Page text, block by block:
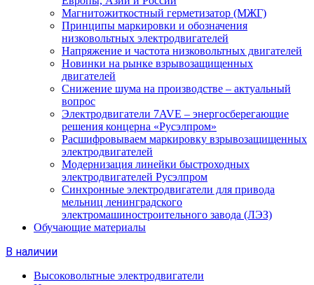
Магнитожиткостный герметизатор (МЖГ)
Принципы маркировки и обозначения
низковольтных электродвигателей
Напряжение и частота низковольтных двигателей
Новинки на рынке взрывозащищенных
двигателей
Снижение шума на производстве – актуальный
вопрос
Электродвигатели 7AVE – энергосберегающие
решения концерна «Русэлпром»
Расшифровываем маркировку взрывозащищенных
электродвигателей
Модернизация линейки быстроходных
электродвигателей Русэлпром
Синхронные электродвигатели для привода
мельниц ленинградского
электромашиностроительного завода (ЛЭЗ)
Обучающие материалы
В наличии
Высоковольтные электродвигатели